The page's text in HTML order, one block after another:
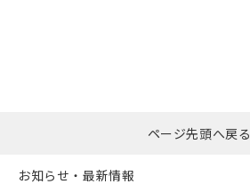
括ダウンロード
ページ先頭へ戻る
お知らせ・最新情報